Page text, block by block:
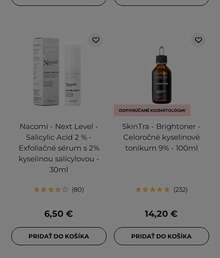
Nacomi - Next Level -
Salicylic Acid 2 % -
Exfoliačné sérum s 2%
kyselinou salicylovou -
30ml
80
6,50 €
PRIDAŤ DO KOŠÍKA
ODPORÚČANÉ KOZMETOLÓGMI
SkinTra - Brightoner -
Celoročné kyselinové
tonikum 9% - 100ml
232
14,20 €
PRIDAŤ DO KOŠÍKA